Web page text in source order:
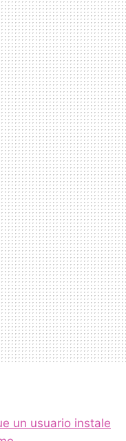
un usuario instale